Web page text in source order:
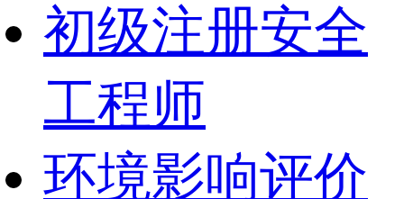
初级注册安全
工程师
环境影响评价